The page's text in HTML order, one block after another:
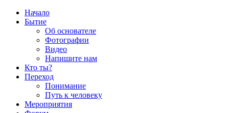
Начало
Бытие
Об основателе
Фотографии
Видео
Напишите нам
Кто ты?
Переход
Понимание
Путь к человеку
Мероприятия